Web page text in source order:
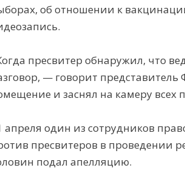
об отношении к
пресвитер обнаружил, что
— говорит
и заснял на камеру всех
апреля один из сотрудников
пресвитеров в проведении
подал апелляцию.